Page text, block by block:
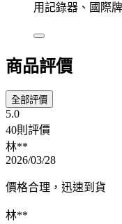
用記錄器、國際
商品評價
全部評價
5.0
40則評價
林**
2026/03/28
價格合理，迅速到貨
林**